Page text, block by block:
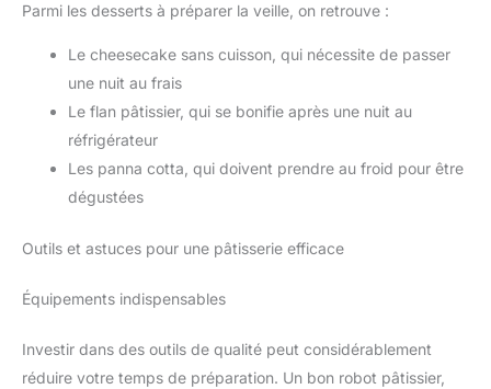
Parmi les desserts à préparer la veille, on retrouve :
Le cheesecake sans cuisson, qui nécessite de passer
une nuit au frais
Le flan pâtissier, qui se bonifie après une nuit au
réfrigérateur
Les panna cotta, qui doivent prendre au froid pour être
dégustées
Outils et astuces pour une pâtisserie efficace
Équipements indispensables
Investir dans des outils de qualité peut considérablement
réduire votre temps de préparation. Un bon robot pâtissier,